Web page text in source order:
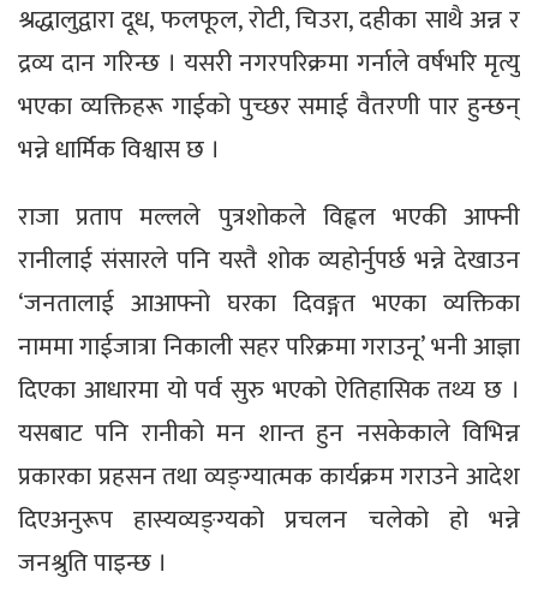
श्रद्धालुद्वारा दूध, फलफूल, रोटी, चिउरा, दहीका साथै अन्न र
द्रव्य दान गरिन्छ । यसरी नगरपरिक्रमा गर्नाले वर्षभरि मृत्यु
भएका व्यक्तिहरू गाईको पुच्छर समाई वैतरणी पार हुन्छन्
भन्ने धार्मिक विश्वास छ ।
राजा प्रताप मल्लले पुत्रशोकले विह्वल भएकी आफ्नी
रानीलाई संसारले पनि यस्तै शोक व्यहोर्नुपर्छ भन्ने देखाउन
‘जनतालाई आआफ्नो घरका दिवङ्गत भएका व्यक्तिका
नाममा गाईजात्रा निकाली सहर परिक्रमा गराउनू’ भनी आज्ञा
दिएका आधारमा यो पर्व सुरु भएको ऐतिहासिक तथ्य छ ।
यसबाट पनि रानीको मन शान्त हुन नसकेकाले विभिन्न
प्रकारका प्रहसन तथा व्यङ्ग्यात्मक कार्यक्रम गराउने आदेश
दिएअनुरूप हास्यव्यङ्ग्यको प्रचलन चलेको हो भन्ने
जनश्रुति पाइन्छ ।